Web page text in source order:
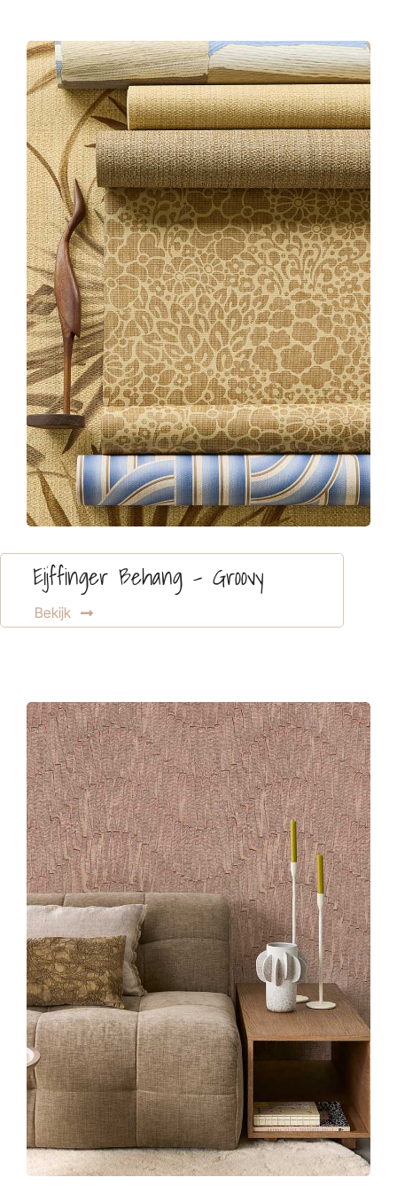
Eijffinger Behang – Groovy
Bekijk